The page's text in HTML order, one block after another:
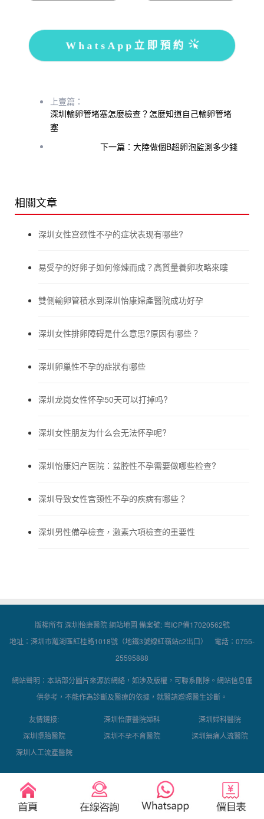
WhatsApp立即預約
上壹篇：
深圳輸卵管堵塞怎麼檢查？怎麼知道自己輸卵管堵
塞
下一篇：大陸做個B超卵泡監測多少錢
相關文章
深圳女性宫颈性不孕的症状表现有哪些?
易受孕的好卵子如何修煉而成？高質量養卵攻略來嘍
雙側輸卵管積水到深圳怡康婦產醫院成功好孕
深圳女性排卵障碍是什么意思?原因有哪些？
深圳卵巢性不孕的症狀有哪些
深圳龙岗女性怀孕50天可以打掉吗?
深圳女性朋友为什么会无法怀孕呢?
深圳怡康妇产医院：盆腔性不孕需要做哪些检查?
深圳导致女性宫颈性不孕的疾病有哪些？
深圳男性備孕檢查，激素六項檢查的重要性
版權所有 深圳怡康醫院網站地圖 備案號:粵ICP備17020562號
地址：深圳市羅湖區紅桂路1018號（地鐵3號線紅嶺站c2出口） 電話：0755-
25595888
網站聲明：本站部分圖片來源於網絡，如涉及版權，可聯系刪除。網站信息僅
供參考，不能作為診斷及醫療的依據，就醫請遵照醫生診斷。
友情鏈接: 深圳怡康醫院婦科
深圳婦科醫院
深圳墮胎醫院
深圳不孕不育醫院
深圳無痛人流醫院
深圳人工流產醫院